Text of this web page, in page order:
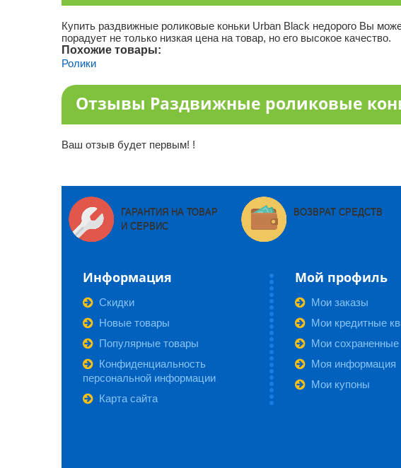
Купить раздвижные роликовые коньки Urban Black недорого Вы
порадует не только низкая цена на товар, но его высокое качество.
Похожие товары:
Ролики
Отзывы Раздвижные роликовые
Ваш отзыв будет первым! !
ГАРАНТИЯ НА ТОВАР
И СЕРВИС
ВОЗВРАТ СРЕДСТВ
Информация
Скидки
Новые товары
Популярные товары
Конфиденциальность
персональной информации
Карта сайта
Мой профиль
Мои заказы
Мои кредитные
Мои сохраненные
Моя информация
Мои купоны